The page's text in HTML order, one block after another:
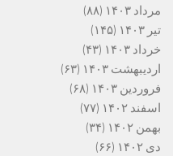
مرداد ۱۴۰۳
(۸۸)
تیر ۱۴۰۳
(۱۴۵)
خرداد ۱۴۰۳
(۴۳)
اردیبهشت ۱۴۰۳
(۶۳)
فروردین ۱۴۰۳
(۶۸)
اسفند ۱۴۰۲
(۷۷)
بهمن ۱۴۰۲
(۳۴)
دی ۱۴۰۲
(۶۶)